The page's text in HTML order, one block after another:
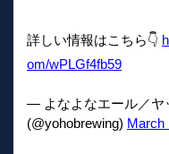
詳しい情報はこちら👇
om/wPLGf4fb59
— よなよなエール／ヤ
(@yohobrewing) March